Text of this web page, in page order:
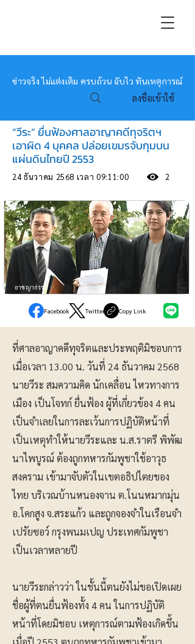
หมอข่าว
ข่าวจริง ไม่แต่งเติม ครบถ้วน ฉับไว ทันเหตุการณ์
ลงชื่อเข้าใช้
“วีระ” ยื่นฟ้องศาลอาญาคดีทุจริตฯ
เอาผิด 4 บุคคล ปล่อยเขมรจับกุมบน
แผ่นดินไทยปี 2553
24 ธันวาคม 2568 เวลา 09:11:00 2
อาชญากรรม
Facebook Twitter Copy Link
ที่ศาลอาญาคดีทุจริตและประพฤติมิชอบการ
เมื่อเวลา 13.00 น. วันที่ 24 ธันวาคม 2568
นายวีระ สมความคิด นักเคลื่อน ไหวทางการ
เมือง เป็นโจทก์ ยื่นฟ้อง ผู้ที่เกี่ยวข้อง 4 คน
เป็นจำเลยในการละเว้นการปฏิบัติหน้าที่
เป็นเหตุทำให้นายวีระและ น.ส.ราตรี พิพัฒ
นาไพบูรณ์ ต้องถูกทหารกัมพูชาใช้อาวุธ
สงคราม เข้ามาจับตัวในเขตอธิปไตยของ
ไทย บริเวณบ้านหนองจาน ต.โนนหมากมุ่น
อ.โคกสูง จ.สระแก้ว และถูกจองจำในเรือนจำ
เปรัยซอว์ กรุงพนมเปญ ประเทศกัมพูชา
เป็นเวลาหลายปี
นายวีระกล่าวว่า ในชั้นนี้ตนยังไม่ขอเปิดเผย
ชื่อผู้ที่ตนยื่นฟ้องทั้ง 4 คน ในการปฏิบัติ
หน้าที่โดยมิชอบ เหตุการณ์ตามฟ้องเกิดขึ้น